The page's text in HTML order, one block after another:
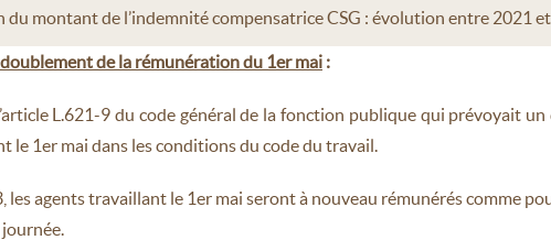
du montant de l’indemnité compensatrice CSG : évolution entre 2021
de la rémunération du 1er mai :
L.621-9 du code général de la fonction publique qui prévoyait
le 1er mai dans les conditions du code du travail.
les agents travaillant le 1er mai seront à nouveau rémunérés comme